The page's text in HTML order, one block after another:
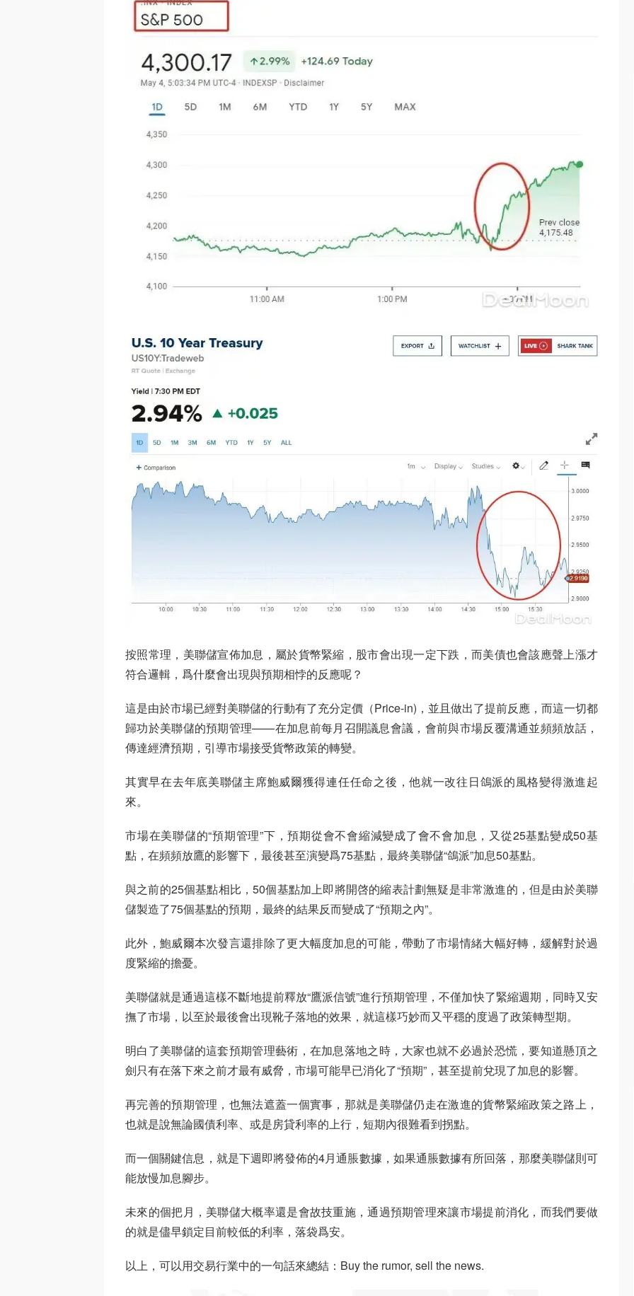
按照常理，美聯儲宣佈加息，屬於貨幣緊縮，股市會出現一定下跌，而美債也會該應聲上漲才
符合邏輯，爲什麼會出現與預期相悖的反應呢？
這是由於市場已經對美聯儲的行動有了充分定價（Price-in)，並且做出了提前反應，而這一切都
歸功於美聯儲的預期管理——在加息前每月召開議息會議，會前與市場反覆溝通並頻頻放話，
傳達經濟預期，引導市場接受貨幣政策的轉變。
其實早在去年底美聯儲主席鮑威爾獲得連任任命之後，他就一改往日鴿派的風格變得激進起
來。
市場在美聯儲的“預期管理”下，預期從會不會縮減變成了會不會加息，又從25基點變成50基
點，在頻頻放鷹的影響下，最後甚至演變爲75基點，最終美聯儲“鴿派”加息50基點。
與之前的25個基點相比，50個基點加上即將開啓的縮表計劃無疑是非常激進的，但是由於美聯
儲製造了75個基點的預期，最終的結果反而變成了“預期之內”。
此外，鮑威爾本次發言還排除了更大幅度加息的可能，帶動了市場情緒大幅好轉，緩解對於過
度緊縮的擔憂。
美聯儲就是通過這樣不斷地提前釋放“鷹派信號”進行預期管理，不僅加快了緊縮週期，同時又安
撫了市場，以至於最後會出現靴子落地的效果，就這樣巧妙而又平穩的度過了政策轉型期。
明白了美聯儲的這套預期管理藝術，在加息落地之時，大家也就不必過於恐慌，要知道懸頂之
劍只有在落下來之前才最有威脅，市場可能早已消化了“預期”，甚至提前兌現了加息的影響。
再完善的預期管理，也無法遮蓋一個實事，那就是美聯儲仍走在激進的貨幣緊縮政策之路上，
也就是說無論國債利率、或是房貸利率的上行，短期內很難看到拐點。
而一個關鍵信息，就是下週即將發佈的4月通脹數據，如果通脹數據有所回落，那麼美聯儲則可
能放慢加息腳步。
未來的個把月，美聯儲大概率還是會故技重施，通過預期管理來讓市場提前消化，而我們要做
的就是儘早鎖定目前較低的利率，落袋爲安。
以上，可以用交易行業中的一句話來總結：Buy the rumor, sell the news.